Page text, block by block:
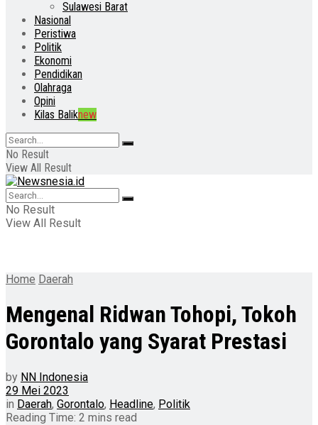
Sulawesi Barat
Nasional
Peristiwa
Politik
Ekonomi
Pendidikan
Olahraga
Opini
Kilas Baliknew
No Result
View All Result
No Result
View All Result
Home Daerah
Mengenal Ridwan Tohopi, Tokoh
Gorontalo yang Syarat Prestasi
by NN Indonesia
29 Mei 2023
in Daerah, Gorontalo, Headline, Politik
Reading Time: 2 mins read